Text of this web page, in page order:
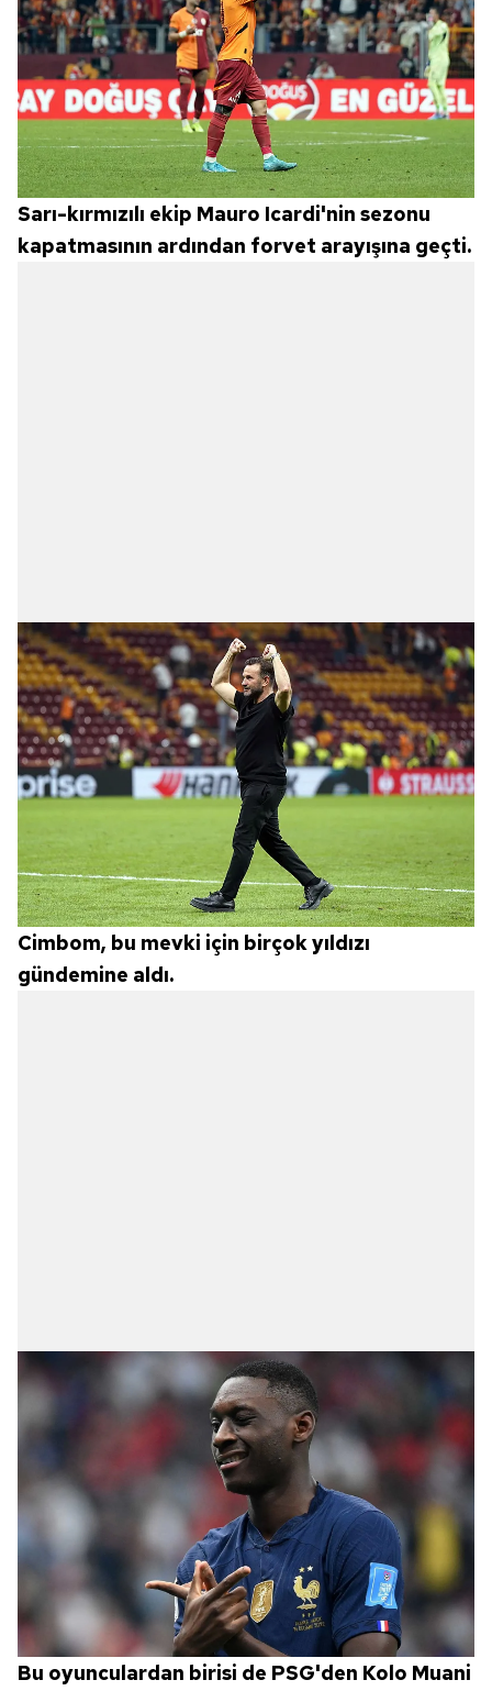
Sarı-kırmızılı ekip Mauro Icardi'nin sezonu
kapatmasının ardından forvet arayışına geçti.
Cimbom, bu mevki için birçok yıldızı
gündemine aldı.
Bu oyunculardan birisi de PSG'den Kolo Muani